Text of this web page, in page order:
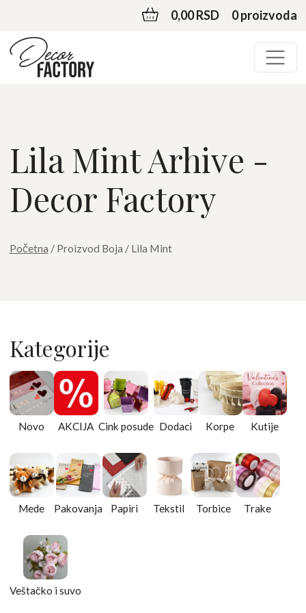
0,00 RSD 0 proizvoda
Lila Mint Arhive -
Decor Factory
Početna / Proizvod Boja / Lila Mint
Kategorije
Novo AKCIJA Cink posude Dodaci Korpe Kutije
Mede Pakovanja Papiri Tekstil Torbice Trake
Veštačko i suvo